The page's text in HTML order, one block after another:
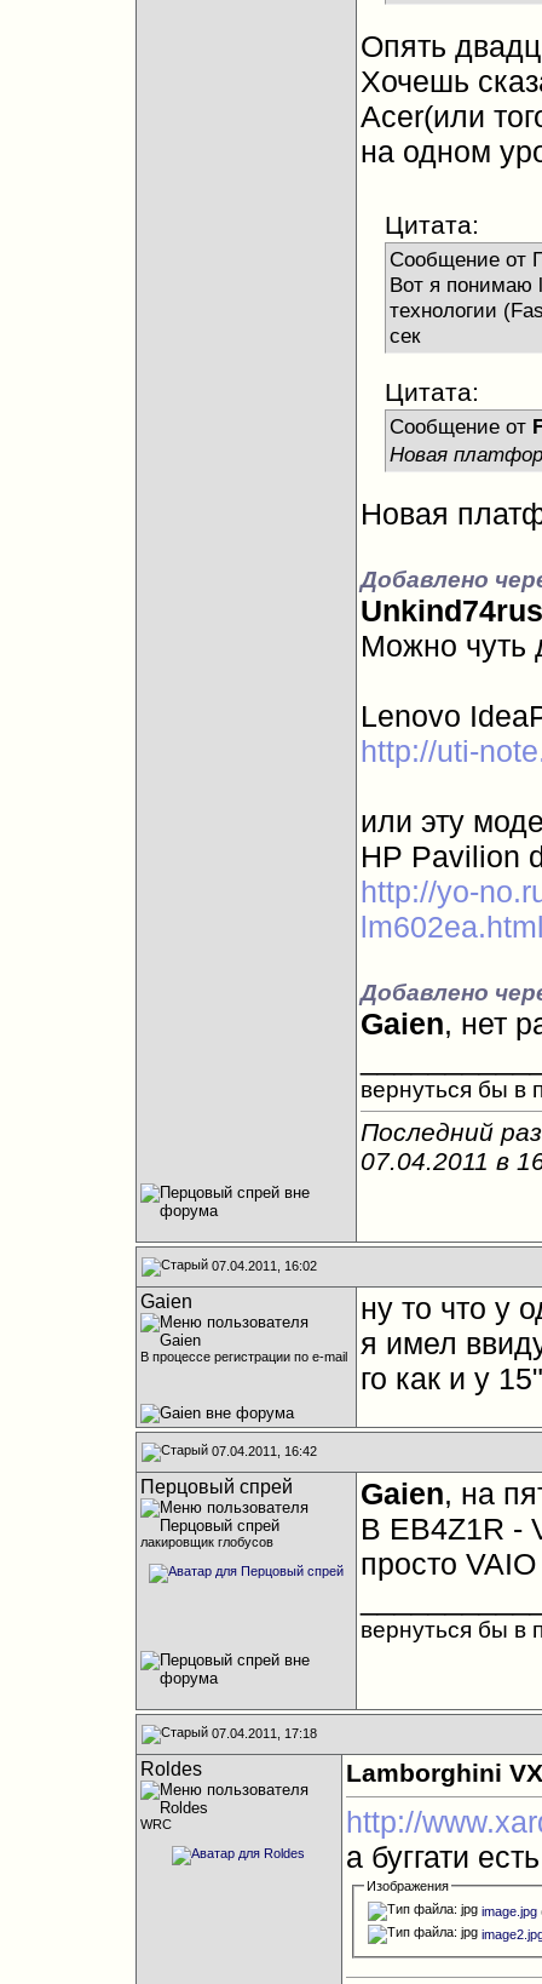
Опять
Хочешь
Acer(или
на одном
Цитата:
Сообщение от
Вот я понимаю
технологии
сек
Цитата:
Сообщение от
Новая
Новая
Добавлено
Unkind74rus
Можно чуть
Lenovo
http://uti-
или эту
HP Pavilion
http://yo-
Добавлено
Gaien, нет
вернуться бы
Последний
07.04.2011 в
07.04.2011, 16:02
Gaien
В процессе регистрации по e-mail
ну то что у
я имел
го как и у
07.04.2011, 16:42
Перцовый спрей
лакировщик глобусов
Gaien, на
В EB4Z1R -
просто
вернуться бы
07.04.2011, 17:18
Roldes
WRC
Lamborghini
http://
а буггати
Изображения
image.jpg